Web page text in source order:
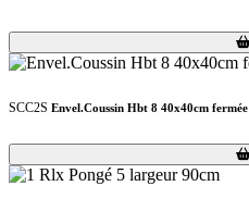
Loading...
Loading...
SCC2S Envel.Coussin Hbt 8 40x40cm fermée
Loading...
Loading...